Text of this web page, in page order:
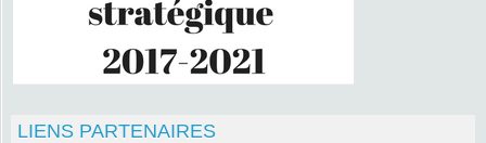
LIENS PARTENAIRES